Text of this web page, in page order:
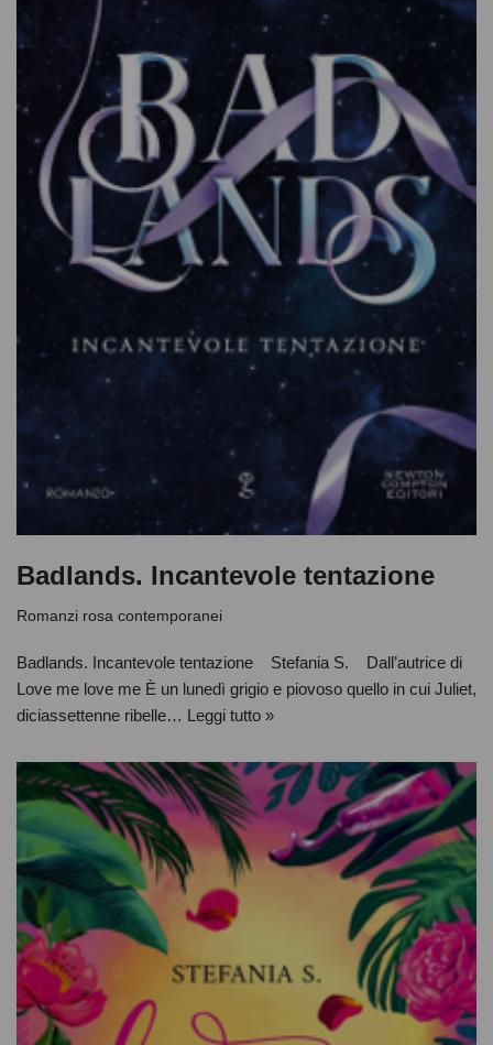
Badlands. Incantevole tentazione
Romanzi rosa contemporanei
Badlands. Incantevole tentazione Stefania S. Dall’autrice di
Love me love me È un lunedì grigio e piovoso quello in cui Juliet,
diciassettenne ribelle… Leggi tutto »